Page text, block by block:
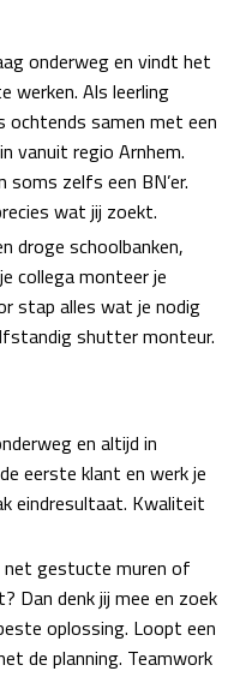
onderweg en vindt het
werken. Als leerling
ochtends samen met een
vanuit regio Arnhem.
soms zelfs een BN’er.
wat jij zoekt.
droge schoolbanken,
collega monteer je
stap alles wat je nodig
shutter monteur.
en altijd in
eerste klant en werk je
eindresultaat. Kwaliteit
net gestucte muren of
Dan denk jij mee en zoek
oplossing. Loopt een
de planning. Teamwork